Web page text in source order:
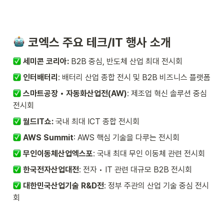
코엑스 주요 테크/IT 행사 소개
세미콘 코리아: B2B 중심, 반도체 산업 최대 전시회
인터배터리 : 배터리 산업 종합 전시 및 B2B 비즈니스 플랫폼
스마트공장 • 자동화산업전(AW): 제조업 혁신 솔루션 중심
전시회
월드IT쇼: 국내 최대 ICT 종합 전시회
AWS Summit: AWS 핵심 기술을 다루는 전시회
무인이동체산업엑스포: 국내 최대 무인 이동체 관련 전시회
한국전자산업대전: 전자 • IT 관련 대규모 B2B 전시회
대한민국산업기술 R&D전: 정부 주관의 산업 기술 중심 전시
회